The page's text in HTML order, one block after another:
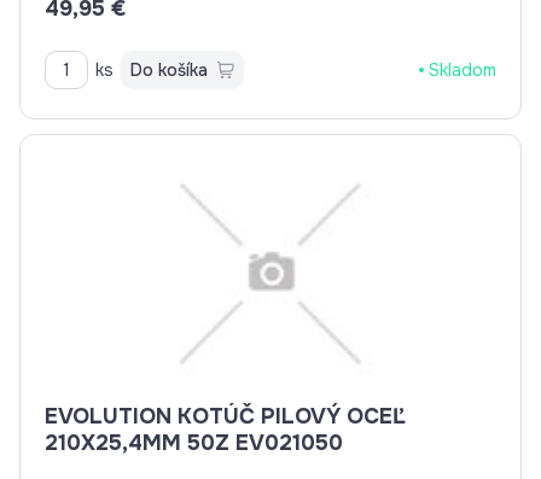
49,95 €
ks Do košíka Skladom
EVOLUTION KOTÚČ PILOVÝ OCEĽ
210X25,4MM 50Z EV021050